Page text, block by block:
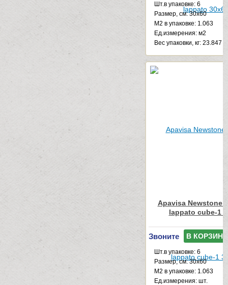
Шт.в упаковке: 6
Размер, см: 30x60
М2 в упаковке: 1.063
Ед.измерения: м2
Веc упаковки, кг: 23.847
Apavisa Newstone
lappato cube-1
Звоните В КОРЗИНУ
Шт.в упаковке: 6
Размер, см: 30x60
М2 в упаковке: 1.063
Ед.измерения: шт.